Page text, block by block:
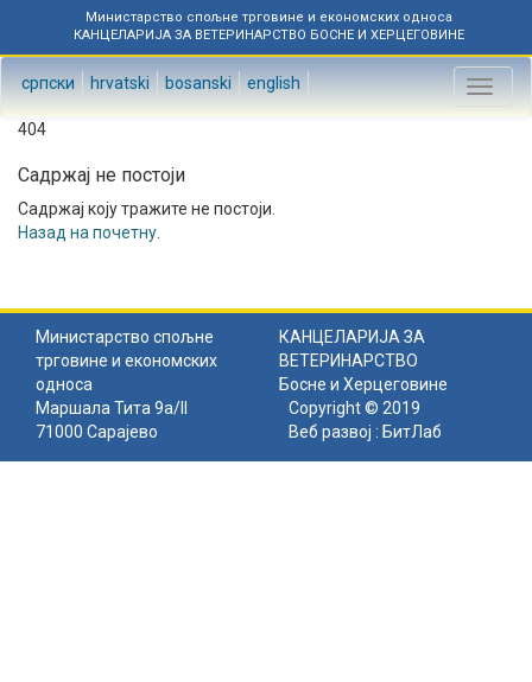
Министарство спољне трговине и економских односа
КАНЦЕЛАРИЈА ЗА ВЕТЕРИНАРСТВО БОСНЕ И ХЕРЦЕГОВИНЕ
српски hrvatski bosanski english
Toggle
404
Садржај не постоји
Садржај коју тражите не постоји.
Назад на почетну
Министарство спољне
трговине и економских
односа
КАНЦЕЛАРИЈА ЗА
ВЕТЕРИНАРСТВО
Босне и Херцеговине
Маршала Тита 9а/II
71000 Сарајево
Copyright © 2019
Веб развој : БитЛаб